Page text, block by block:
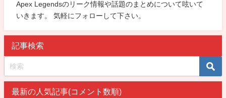
Apex Legendsのリーク情報や話題のまとめについて呟いて
いきます。 気軽にフォローして下さい。
記事検索
最新の人気記事(コメント数順)